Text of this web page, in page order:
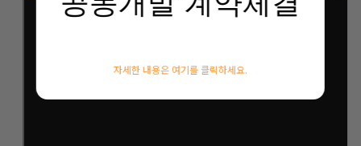
자세한 내용은 여기를 클릭하세요.